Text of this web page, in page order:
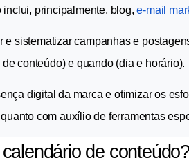
inclui, principalmente, blog, e-mail
e sistematizar campanhas e
conteúdo) e quando (dia e horário).
digital da marca e otimizar os
com auxílio de ferramentas
de conteúdo?